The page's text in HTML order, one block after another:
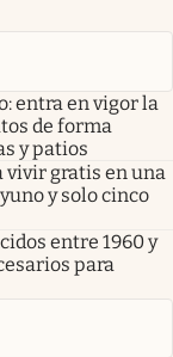
entra en vigor la
de forma
y patios
vivir gratis en una
y solo cinco
entre 1960 y
para